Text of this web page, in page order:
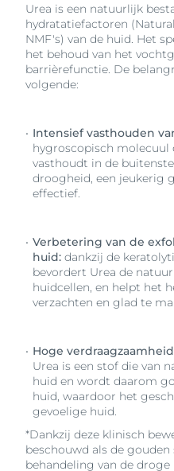
Urea is een natuurlijk
hydratatiefactoren
NMF's) van de huid. Het
het behoud van het
barrièrefunctie. De
volgende:
Intensief vasthouden
hygroscopisch molecuul
vasthoudt in de
droogheid, een jeukerig
effectief.
Verbetering van de
huid: dankzij de
bevordert Urea de
huidcellen, en helpt het
verzachten en glad te
Hoge
Urea is een stof die van
huid en wordt daarom
huid, waardoor het
gevoelige huid.
*Dankzij deze klinisch
beschouwd als de
behandeling van de droge